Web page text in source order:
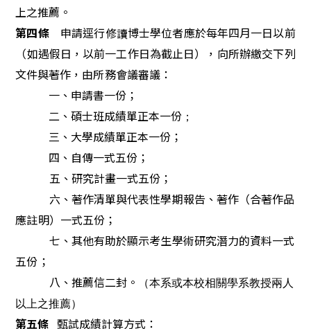
上之推薦 。
第四條 申請逕行修讀博士學位者應於每年四月一日以前
（如遇假日，以前一工作日為截止日）
， 向所辦繳交下列
文件與著作，由所務會議審議：
一、 申請書一份；
二、碩士班成績單正本一份 ；
三 、 大學成績單正本一份；
四 、自傳一式五份；
五、 研究計畫一式五份；
六、著作清單與代表性學期報告、著作（合著作品
應註明）一式五份；
七、其他有助於顯示考生學術研究潛力的資料一式
五份；
八、 推薦信二封。
（本系或本校相關學系教授兩人
以上之推薦）
第五條 甄試成績計算方式：